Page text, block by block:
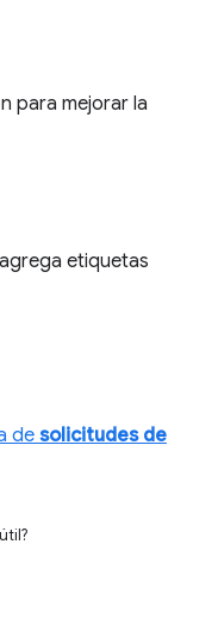
para mejorar la
etiquetas
de solicitudes de